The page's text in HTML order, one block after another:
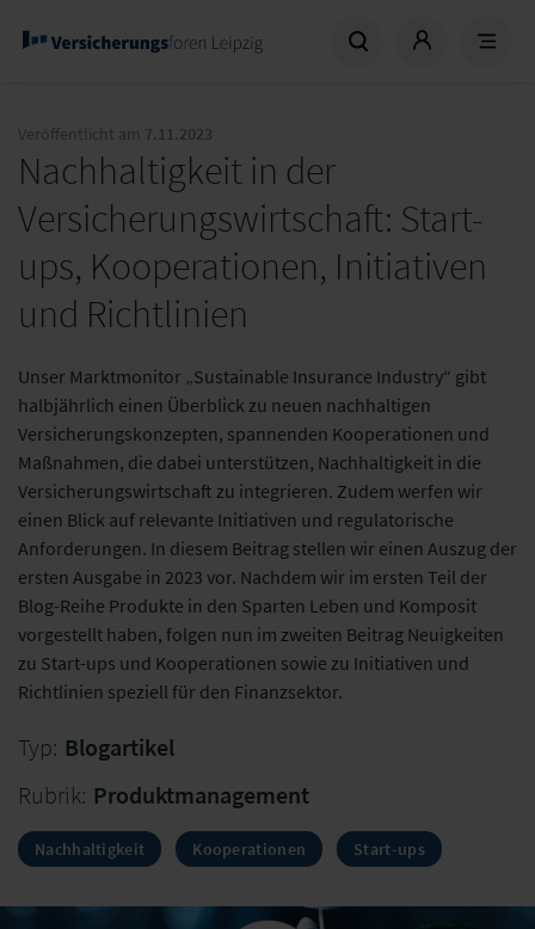
Veröffentlicht am 7.11.2023
Nachhaltigkeit in der
Versicherungswirtschaft: Start-
ups, Kooperationen, Initiativen
und Richtlinien
Unser Marktmonitor „Sustainable Insurance Industry“ gibt
halbjährlich einen Überblick zu neuen nachhaltigen
Versicherungskonzepten, spannenden Kooperationen und
Maßnahmen, die dabei unterstützen, Nachhaltigkeit in die
Versicherungswirtschaft zu integrieren. Zudem werfen wir
einen Blick auf relevante Initiativen und regulatorische
Anforderungen. In diesem Beitrag stellen wir einen Auszug der
ersten Ausgabe in 2023 vor. Nachdem wir im ersten Teil der
Blog-Reihe Produkte in den Sparten Leben und Komposit
vorgestellt haben, folgen nun im zweiten Beitrag Neuigkeiten
zu Start-ups und Kooperationen sowie zu Initiativen und
Richtlinien speziell für den Finanzsektor.
Typ: Blogartikel
Rubrik: Produktmanagement
Nachhaltigkeit Kooperationen Start-ups